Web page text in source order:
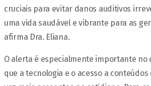
cruciais para evitar danos auditivos
uma vida saudável e vibrante para as
afirma Dra. Eliana.
O alerta é especialmente importante no
que a tecnologia e o acesso a